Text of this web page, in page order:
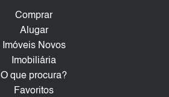
Comprar
Alugar
Imóveis Novos
Imobiliária
O que procura?
Favoritos